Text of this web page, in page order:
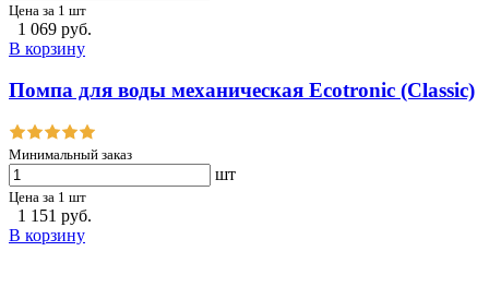
Цена за 1 шт
1 069 руб.
В корзину
Помпа для воды механическая Ecotronic (Classic)
Минимальный заказ
шт
Цена за 1 шт
1 151 руб.
В корзину